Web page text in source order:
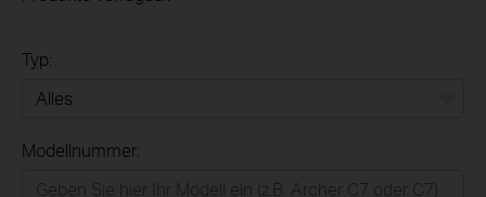
Typ:
Modellnummer: